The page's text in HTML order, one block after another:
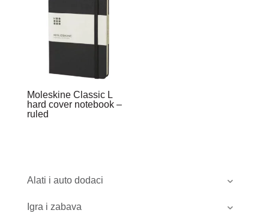
Alati i auto dodaci
Igra i zabava
Moleskine Classic L
hard cover notebook –
ruled